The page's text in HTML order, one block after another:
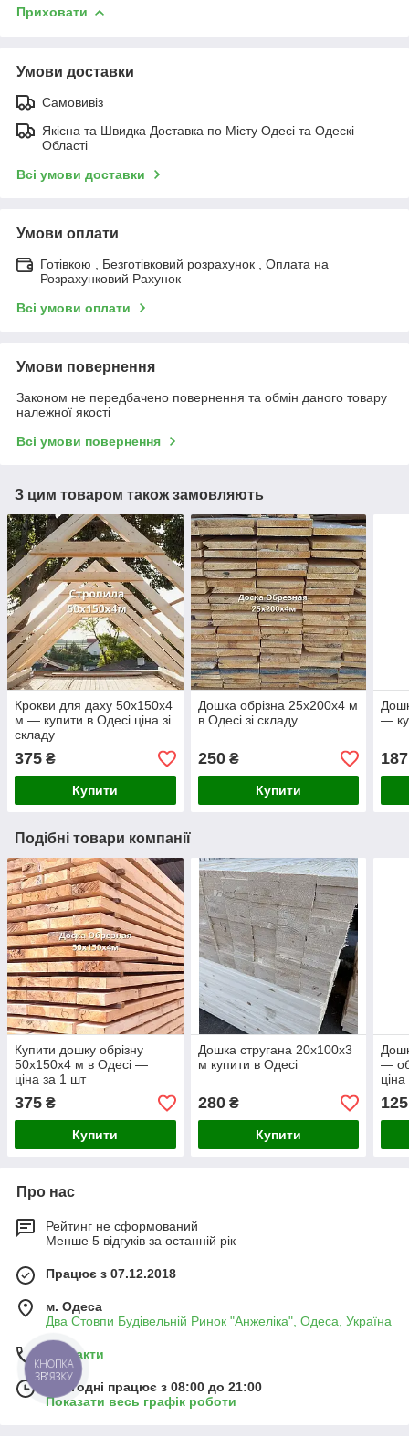
Приховати
Умови доставки
Самовивіз
Якісна та Швидка Доставка по Місту Одесі та Одескі
Області
Всі умови доставки
Умови оплати
Готівкою , Безготівковий розрахунок , Оплата на
Розрахунковий Рахунок
Всі умови оплати
Умови повернення
Законом не передбачено повернення та обмін даного товару
належної якості
Всі умови повернення
З цим товаром також замовляють
Крокви для даху 50х150х4
м — купити в Одесі ціна зі
складу
375 ₴
Купити
Дошка обрізна 25х200х4 м
в Одесі зі складу
250₴
Купити
—
187
Подібні товари компанії
Купити дошку обрізну
50х150х4 м в Одесі —
ціна за 1 шт
375 ₴
Купити
Дошка стругана 20х100х3
м купити в Одесі
280₴
Купити
—
125
Про нас
Рейтинг не сформований
Менше 5 відгуків за останній рік
Працює з 07.12.2018
м. Одеса
Два Стовпи Будівельній Ринок "Анжеліка", Одеса, Україна
Контакти
Сьогодні працює з 08:00 до 21:00
Показати весь графік роботи
КНОПКА
ЗВ'ЯЗКУ